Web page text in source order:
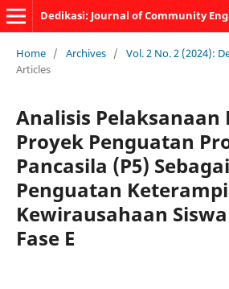
Home / Archives / Vol. 2 No. 2 (2024):
Articles
Analisis Pelaksanaan
Proyek Penguatan
Pancasila (P5)
Penguatan
Kewirausahaan
Fase E